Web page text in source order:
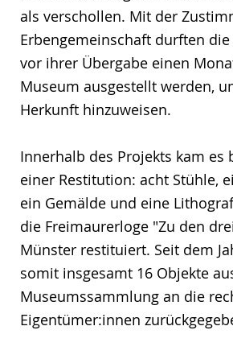
als verschollen. Mit der
Erbengemeinschaft durften
vor ihrer Übergabe einen
Museum ausgestellt werden,
Herkunft hinzuweisen.
Innerhalb des Projekts kam es
einer Restitution: acht Stühle,
ein Gemälde und eine
die Freimaurerloge "Zu den
Münster restituiert. Seit dem
somit insgesamt 16 Objekte
Museumssammlung an die
Eigentümer:innen